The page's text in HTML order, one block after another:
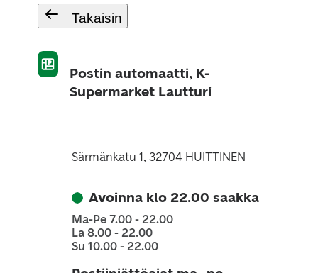
Takaisin
Postin automaatti, K-
Supermarket Lautturi
Särmänkatu 1, 32704 HUITTINEN
Avoinna klo 22.00 saakka
Ma-Pe 7.00 - 22.00
La 8.00 - 22.00
Su 10.00 - 22.00